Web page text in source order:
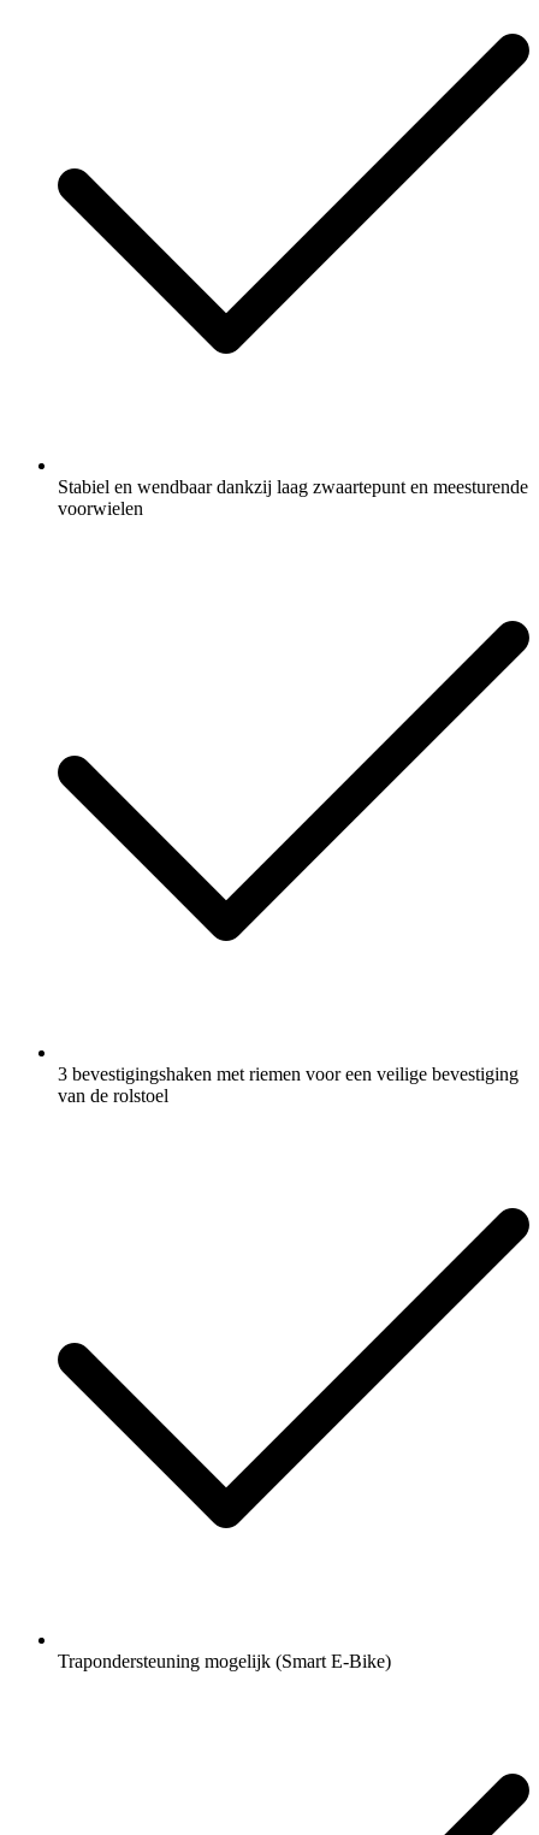
Stabiel en wendbaar dankzij laag zwaartepunt en meesturende
voorwielen
3 bevestigingshaken met riemen voor een veilige bevestiging
van de rolstoel
Trapondersteuning mogelijk (Smart E-Bike)